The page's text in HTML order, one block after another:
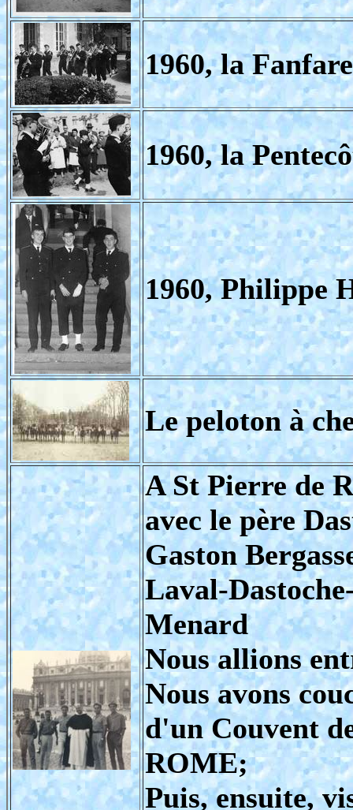
1960, la Fanfare
1960, la
1960, Philippe
Le peloton à
A St Pierre de
avec le père
Gaston
Laval-
Menard
Nous allions
Nous avons
d'un Couvent
ROME;
Puis, ensuite,